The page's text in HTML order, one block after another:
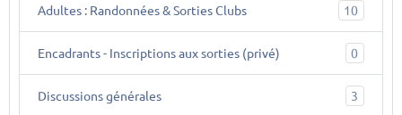
Adultes : Randonnées & Sorties Clubs 10
Encadrants - Inscriptions aux sorties (privé) 0
Discussions générales 3